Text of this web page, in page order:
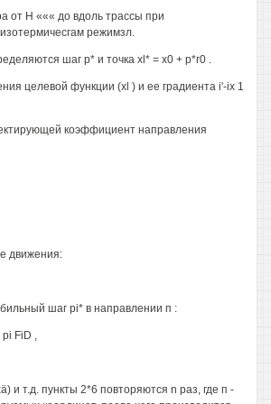
от Н ««« до вдоль трассы при
режимзл.
шаг р* и точка xl* = х0 + р*г0 .
целевой функции (xl ) и ее градиента i'-ix 1
коэффициент направления
движения:
шаг pi* в направлении п :
pi FiD ,
и т.д. пункты 2*6 повторяются n раз, где п -